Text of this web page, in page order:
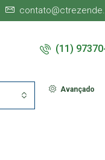
(11)
Avançado